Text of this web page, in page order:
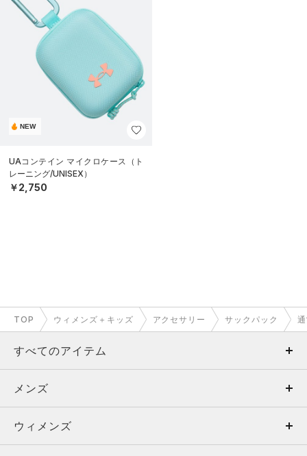
NEW
UAコンテイン マイクロケース（ト
レーニング/UNISEX）
￥2,750
TOP ウィメンズ＋キッズ アクセサリー サックパック
すべてのアイテム
メンズ
ウィメンズ
メンズ
トップス
ウィメンズ